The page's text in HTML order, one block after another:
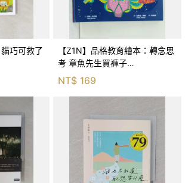
貓巧可救了
【Z1N】品格教育繪本：轉念思
考 章魚先生買褲子
(Octopants)_蘇西‧西尼爾, 黃筱
NT$ 169